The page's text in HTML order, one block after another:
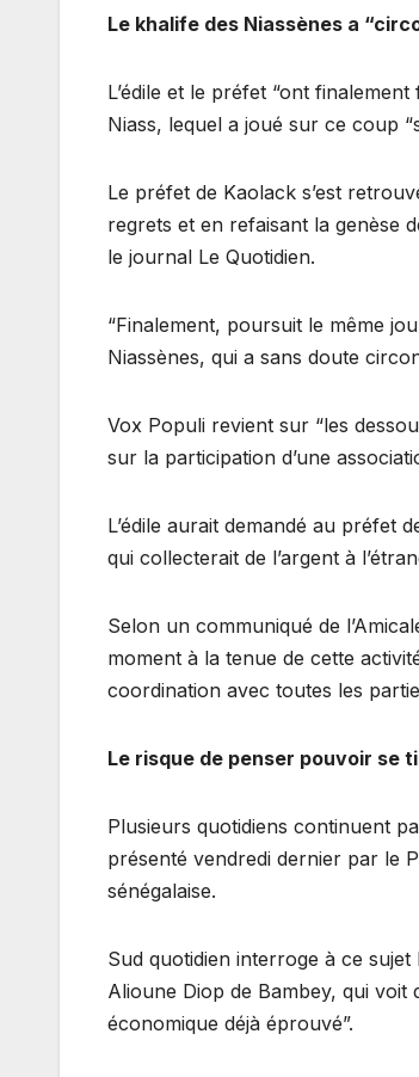
Le khalife des Niassènes a
L’édile et le préfet “ont
Niass, lequel a joué sur ce coup
Le préfet de Kaolack s’est
regrets et en refaisant la genèse
le journal Le Quotidien.
“Finalement, poursuit le même
Niassènes, qui a sans doute
Vox Populi revient sur “les
sur la participation d’une
L’édile aurait demandé au préfet
qui collecterait de l’argent à
Selon un communiqué de
moment à la tenue de cette
coordination avec toutes les
Le risque de penser pouvoir se
Plusieurs quotidiens continuent
présenté vendredi dernier par le
sénégalaise.
Sud quotidien interroge à ce
Alioune Diop de Bambey, qui voit
économique déjà éprouvé”.